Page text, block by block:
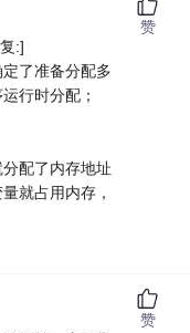
:]
了准备分配多
行时分配；
配了内存地址
就占用内存，
赞
赞